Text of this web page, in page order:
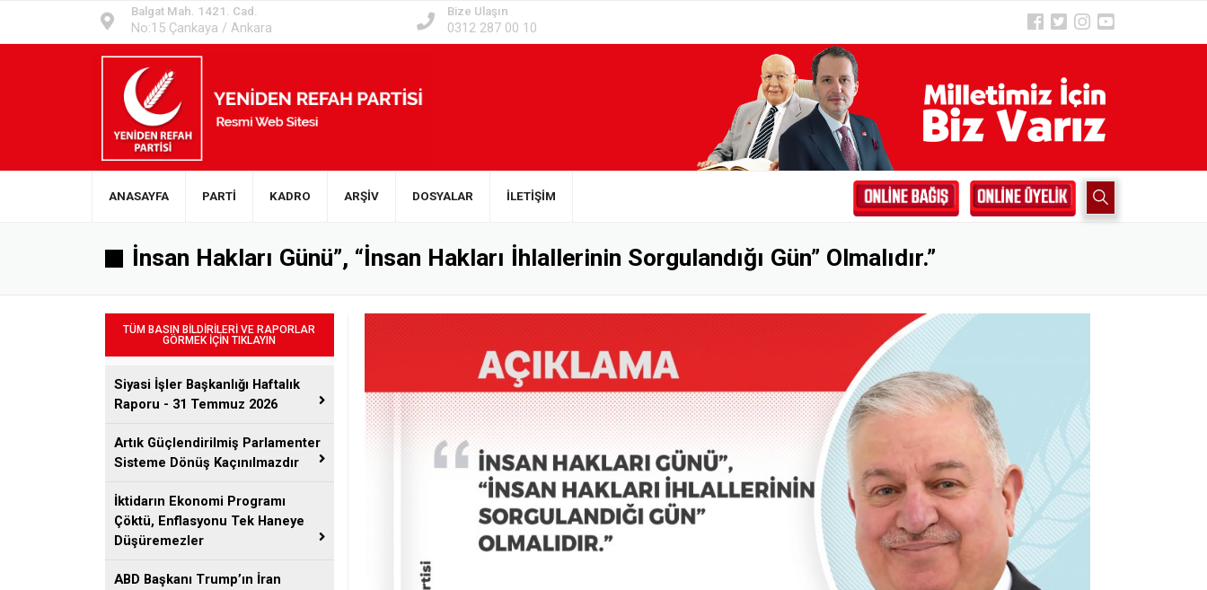
Balgat Mah. 1421. Cad.
No:15 Çankaya / Ankara
Bize Ulaşın
0312 287 00 10
ANASAYFA PARTİ KADRO ARŞİV DOSYALAR İLETİŞİM
İnsan Hakları Günü”, “İnsan Hakları İhlallerinin Sorgulandığı Gün” Olmalıdır.”
TÜM BASIN BİLDİRİLERİ VE RAPORLAR
GÖRMEK İÇİN TIKLAYIN
Siyasi İşler Başkanlığı Haftalık
Raporu - 31 Temmuz 2026
Artık Güçlendirilmiş Parlamenter
Sisteme Dönüş Kaçınılmazdır
İktidarın Ekonomi Programı
Çöktü, Enflasyonu Tek Haneye
Düşüremezler
ABD Başkanı Trump’ın İran